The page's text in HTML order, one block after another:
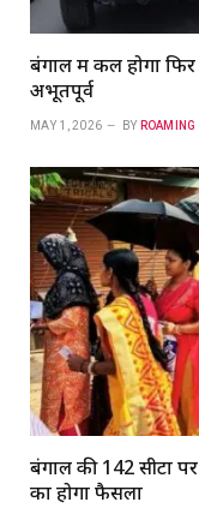
बंगाल में कल होगा फिर
अभूतपूर्व
MAY 1, 2026 BY
बंगाल की 142 सीटों
का होगा फैसला